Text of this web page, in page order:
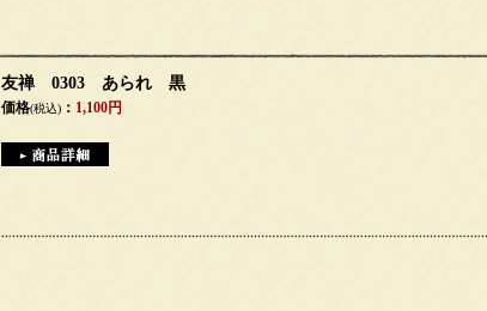
友禅 0303 あられ 黒
価格(税込) ： 1,100円